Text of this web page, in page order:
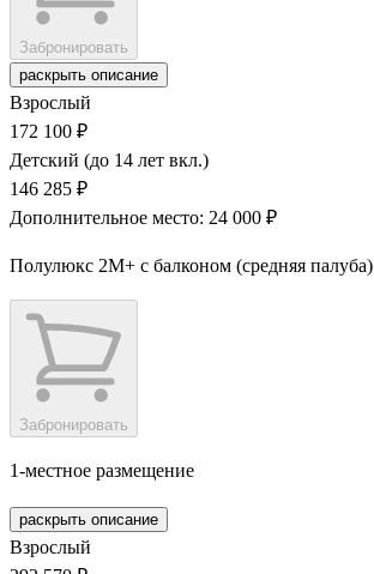
Забронировать
раскрыть описание
Взрослый
172 100 ₽
Детский (до 14 лет вкл.)
146 285 ₽
Дополнительное место: 24 000 ₽
Полулюкс 2М+ с балконом (средняя палуба)
Забронировать
1-местное размещение
раскрыть описание
Взрослый